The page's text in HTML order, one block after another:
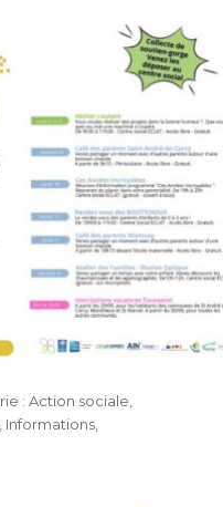
Catégories
Action sociale
Informations,